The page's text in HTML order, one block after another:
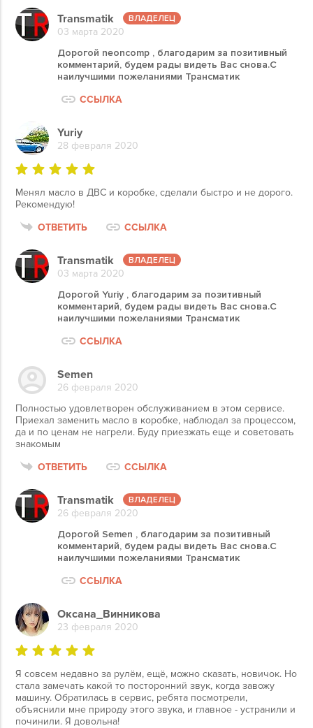
Transmatik
03 марта 2020
Дорогой neoncomp , благодарим за позитивный
комментарий, будем рады видеть Вас снова.С
наилучшими пожеланиями Трансматик
ССЫЛКА
Yuriy
28 февраля 2020
Менял масло в ДВС и коробке, сделали быстро и не дорого.
Рекомендую!
ОТВЕТИТЬ
ССЫЛКА
Transmatik
03 марта 2020
Дорогой Yuriy , благодарим за позитивный
комментарий, будем рады видеть Вас снова.С
наилучшими пожеланиями Трансматик
ССЫЛКА
Semen
26 февраля 2020
Полностью удовлетворен обслуживанием в этом сервисе.
Приехал заменить масло в коробке, наблюдал за процессом,
да и по ценам не нагрели. Буду приезжать еще и советовать
знакомым
ОТВЕТИТЬ
ССЫЛКА
Transmatik
26 февраля 2020
Дорогой Semen , благодарим за позитивный
комментарий, будем рады видеть Вас снова.С
наилучшими пожеланиями Трансматик
ССЫЛКА
Оксана_Винникова
23 февраля 2020
Я совсем недавно за рулём, ещё, можно сказать, новичок. Но
стала замечать какой то посторонний звук, когда завожу
машину. Обратилась в сервис, ребята посмотрели,
объяснили мне природу этого звука, и главное - устранили и
починили. Я довольна!